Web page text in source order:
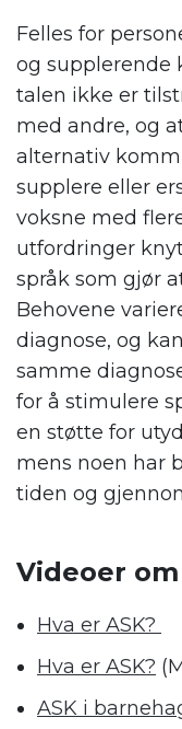
Felles for
og supplerende
talen ikke er
med andre, og
alternativ
supplere eller
voksne med
utfordringer
språk som gjør
Behovene
diagnose, og
samme
for å stimulere
en støtte for
mens noen har
tiden og
Videoer om
Hva er ASK?
Hva er ASK?
ASK i